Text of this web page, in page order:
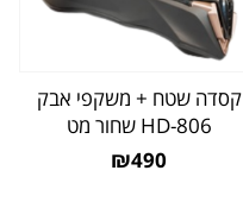
קסדה שטח + משקפי אבק
HD-806 שחור מט
₪490